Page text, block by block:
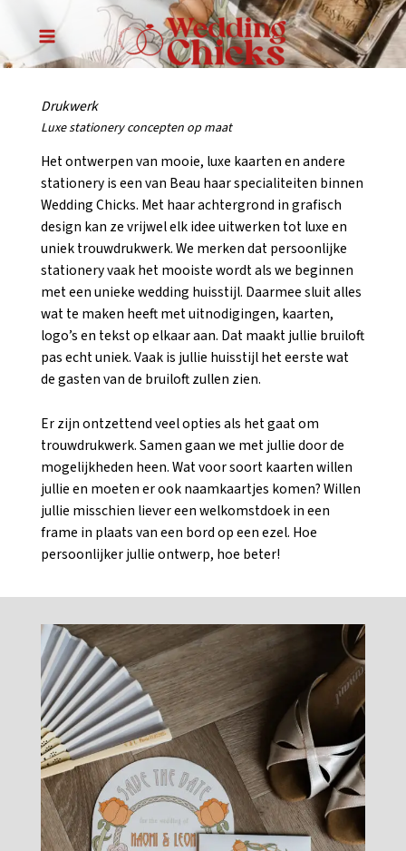
de
MAIN
Drukwerk
Luxe stationery concepten op maat
Het ontwerpen van mooie, luxe kaarten en andere
stationery is een van Beau haar specialiteiten binnen
Wedding Chicks. Met haar achtergrond in grafisch
design kan ze vrijwel elk idee uitwerken tot luxe en
uniek trouwdrukwerk. We merken dat persoonlijke
stationery vaak het mooiste wordt als we beginnen
met een unieke wedding huisstijl. Daarmee sluit alles
wat te maken heeft met uitnodigingen, kaarten,
logo’s en tekst op elkaar aan. Dat maakt jullie bruiloft
pas echt uniek. Vaak is jullie huisstijl het eerste wat
de gasten van de bruiloft zullen zien.
Er zijn ontzettend veel opties als het gaat om
trouwdrukwerk. Samen gaan we met jullie door de
mogelijkheden heen. Wat voor soort kaarten willen
jullie en moeten er ook naamkaartjes komen? Willen
jullie misschien liever een welkomstdoek in een
frame in plaats van een bord op een ezel. Hoe
persoonlijker jullie ontwerp, hoe beter!